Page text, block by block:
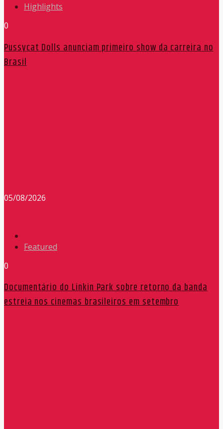
Highlights
0
Pussycat Dolls anunciam primeiro show da carreira no
Brasil
05/08/2026
Featured
0
Documentário do Linkin Park sobre retorno da banda
estreia nos cinemas brasileiros em setembro